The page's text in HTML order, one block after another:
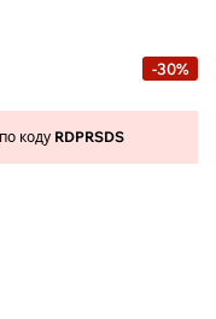
-30%
по коду RDPRSDS